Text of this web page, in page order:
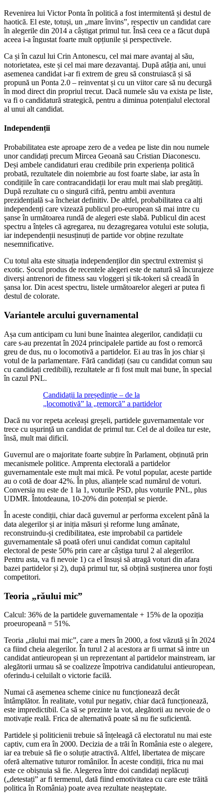
Revenirea lui Victor Ponta în politică a fost intermitentă și destul de
haotică. El este, totuși, un „mare învins”, respectiv un candidat care
în alegerile din 2014 a câștigat primul tur. Însă ceea ce a făcut după
aceea i-a îngustat foarte mult opțiunile și perspectivele.
Ca și în cazul lui Crin Antonescu, cel mai mare avantaj al său,
notorietatea, este și cel mai mare dezavantaj. După atâția ani, unui
asemenea candidat i-ar fi extrem de greu să construiască și să
propună un Ponta 2.0 – reinventat și cu un viitor care să nu decurgă
în mod direct din propriul trecut. Dacă numele său va exista pe liste,
va fi o candidatură strategică, pentru a diminua potențialul electoral
al unui alt candidat.
Independenții
Probabilitatea este aproape zero de a vedea pe liste din nou numele
unor candidați precum Mircea Geoană sau Cristian Diaconescu.
Deși ambele candidaturi erau credibile prin experiența politică
probată, rezultatele din noiembrie au fost foarte slabe, iar asta în
condițiile în care contracandidații lor erau mult mai slab pregătiți.
După rezultate cu o singură cifră, pentru ambii aventura
prezidențială s-a încheiat definitiv. De altfel, probabilitatea ca alți
independenți care vizează publicul pro-european să mai intre cu
șanse în următoarea rundă de alegeri este slabă. Publicul din acest
spectru a înțeles că agregarea, nu dezagregarea votului este soluția,
iar independenții nesusținuți de partide vor obține rezultate
nesemnificative.
Cu totul alta este situația independenților din spectrul extremist și
exotic. Șocul produs de recentele alegeri este de natură să încurajeze
diverși antrenori de fitness sau vloggeri și tik-tokeri să creadă în
șansa lor. Din acest spectru, listele următoarelor alegeri ar putea fi
destul de colorate.
Variantele arcului guvernamental
Așa cum anticipam cu luni bune înaintea alegerilor, candidații cu
care s-au prezentat în 2024 principalele partide au fost o remorcă
greu de dus, nu o locomotivă a partidelor. Ei au tras în jos chiar și
votul de la parlamentare. Fără candidați (sau cu candidat comun sau
cu candidați credibili), rezultatele ar fi fost mult mai bune, în special
în cazul PNL.
Candidații la președinție – de la
„locomotivă” la „remorcă” a partidelor
Dacă nu vor repeta aceleași greșeli, partidele guvernamentale vor
trece cu ușurință un candidat de primul tur. Cel de al doilea tur este,
însă, mult mai dificil.
Guvernul are o majoritate foarte subțire în Parlament, obținută prin
mecanismele politice. Amprenta electorală a partidelor
guvernamentale este mult mai mică. Pe votul popular, aceste partide
au o cotă de doar 42%. În plus, alianțele scad numărul de voturi.
Conversia nu este de 1 la 1, voturile PSD, plus voturile PNL, plus
UDMR. Întotdeauna, 10-20% din potențial se pierde.
În aceste condiții, chiar dacă guvernul ar performa excelent până la
data alegerilor și ar iniția măsuri și reforme lung amânate,
reconstruindu-și credibilitatea, este improbabil ca partidele
guvernamentale să poată oferi unui candidat comun capitalul
electoral de peste 50% prin care ar câștiga turul 2 al alegerilor.
Pentru asta, va fi nevoie 1) ca el însuși să atragă voturi din afara
bazei partidelor și 2), după primul tur, să obțină susținerea unor foști
competitori.
Teoria „răului mic”
Calcul: 36% de la partidele guvernamentale + 15% de la opoziția
proeuropeană = 51%.
Teoria „răului mai mic”, care a mers în 2000, a fost văzută și în 2024
ca fiind cheia alegerilor. În turul 2 al acestora ar fi urmat să intre un
candidat antieuropean și un reprezentant al partidelor mainstream, iar
alegătorii urmau să se coalizeze împotriva candidatului antieuropean,
oferindu-i celuilalt o victorie facilă.
Numai că asemenea scheme cinice nu funcționează decât
întâmplător. În realitate, votul pur negativ, chiar dacă funcționează,
este impredictibil. Ca să se prezinte la vot, alegătorii au nevoie de o
motivație reală. Frica de alternativă poate să nu fie suficientă.
Partidele și politicienii trebuie să înțeleagă că electoratul nu mai este
captiv, cum era în 2000. Decizia de a trăi în România este o alegere,
iar ea trebuie să fie o soluție atractivă. Altfel, libertatea de mișcare
oferă alternative tuturor românilor. În aceste condiții, frica nu mai
este ce obișnuia să fie. Alegerea între doi candidați neplăcuți
(„detestați” ar fi termenul, dată fiind emotivitatea cu care este trăită
politica în România) poate avea rezultate neașteptate.